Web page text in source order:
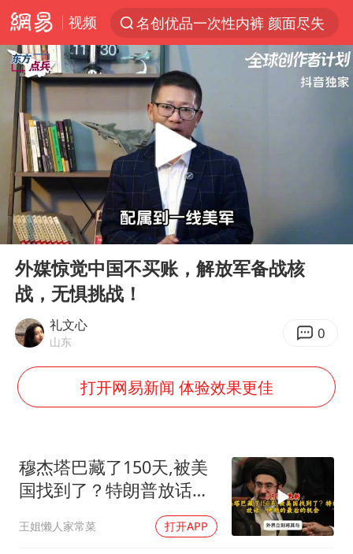
视频
名创优品一次性内裤 颜面尽失
解锁各地夏日限定体验
白海豚将正面袭击贯穿浙江
四川宜宾市珙县发生3.4级地震
黄金创今年来最大单周涨幅
香港宏福苑火灾或由烟头引起
浙江台州《告全体市民书》
郑丽文：台湾从来没有“独立”过
多个明星演唱会取消
万岁山接盘烂尾恒大文旅城
上海轮渡全线停航
Play
00:00
外媒惊觉中国不买账，解放军备战核
战，无惧挑战！
礼文心
山东 0
打开网易新闻 体验效果更佳
穆杰塔巴藏了150天,被美
国找到了？特朗普放话：
王姐懒人家常菜 打开APP